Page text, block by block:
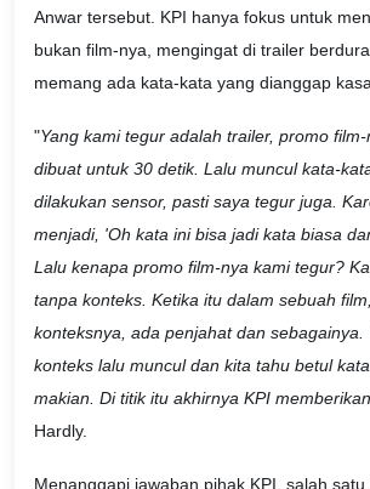
Anwar tersebut. KPI hanya fokus untuk
bukan film-nya, mengingat di trailer
memang ada kata-kata yang dianggap
"Yang kami tegur adalah trailer, promo
dibuat untuk 30 detik. Lalu muncul kata-
dilakukan sensor, pasti saya tegur juga.
menjadi, 'Oh kata ini bisa jadi kata biasa
Lalu kenapa promo film-nya kami tegur?
tanpa konteks. Ketika itu dalam sebuah
konteksnya, ada penjahat dan sebagainya.
konteks lalu muncul dan kita tahu betul
makian. Di titik itu akhirnya KPI
Hardly.
Menanggapi jawaban pihak KPI, salah